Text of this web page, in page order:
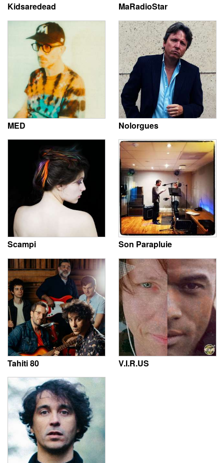
Kidsaredead MaRadioStar
MED Nolorgues
Scampi Son Parapluie
Tahiti 80 V.I.R.US